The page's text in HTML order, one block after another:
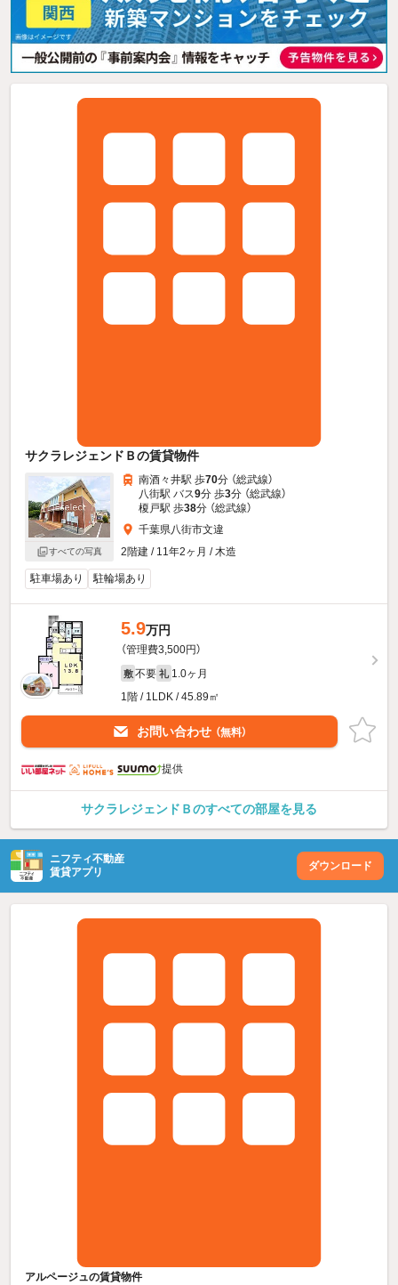
サクラレジェンドＢの賃貸物件
すべての写真
南酒々井駅 歩70分 （総武線）
八街駅 バス9分 歩3分 （総武線）
榎戸駅 歩38分 （総武線）
千葉県八街市文違
2階建 / 11年2ヶ月 / 木造
駐車場あり 駐輪場あり
5.9万円
（管理費3,500円）
敷 不要 礼 1.0ヶ月
1階 / 1LDK / 45.89㎡
お問い合わせ （無料）
提供
サクラレジェンドＢのすべての部屋を見る
ニフティ不動産
賃貸アプリ
ダウンロード
アルページュの賃貸物件